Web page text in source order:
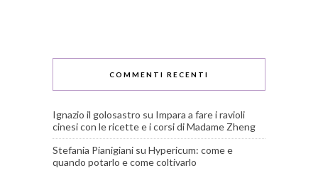
COMMENTI RECENTI
Ignazio il golosastro su Impara a fare i ravioli
cinesi con le ricette e i corsi di Madame Zheng
Stefania Pianigiani su Hypericum: come e
quando potarlo e come coltivarlo